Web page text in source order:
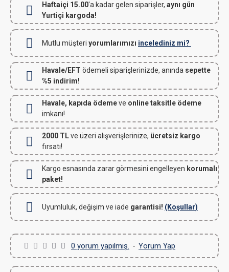
Haftaiçi 15.00'a kadar gelen siparişler, aynı gün
Yurtiçi kargoda!
Mutlu müşteri yorumlarımızı incelediniz mi?
Havale/EFT ödemeli siparişlerinizde, anında sepette
%5 indirim!
Havale, kapıda ödemeve online taksitle ödeme
imkanı!
2000 TLve üzeri alışverişlerinize, ücretsiz kargo
fırsatı!
Kargo esnasında zarar görmesini engelleyen korumalı
paket!
Uyumluluk, değişim ve iade garantisi! (Koşullar)
0 yorum yapılmış. - Yorum Yap